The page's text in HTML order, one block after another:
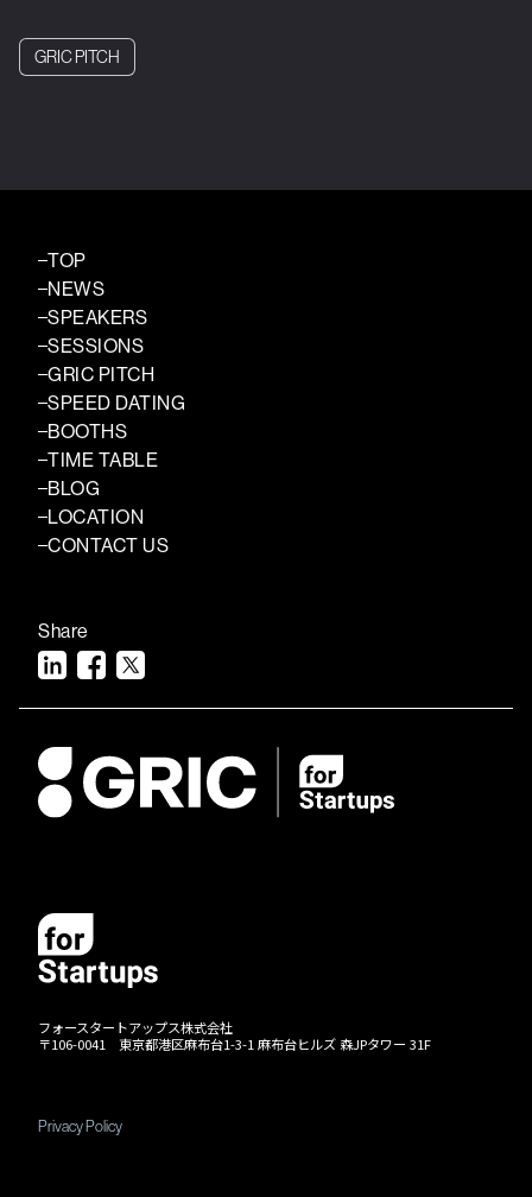
GRIC PITCH
フォースタートアップス株式会社
〒106-0041 東京都港区麻布台1-3-1 麻布台ヒルズ 森JPタワー 31F
Privacy Policy
TOP
NEWS
SPEAKERS
SESSIONS
GRIC PITCH
SPEED DATING
BOOTHS
TIME TABLE
BLOG
LOCATION
CONTACT US
Share